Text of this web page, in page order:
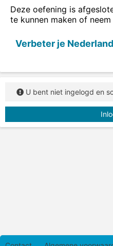
Kijk goed naar de zin en
Kies uit: tin, tien, zin,
Deze oefening is
te kunnen maken of neem
Verbeter je
U bent niet ingelogd en